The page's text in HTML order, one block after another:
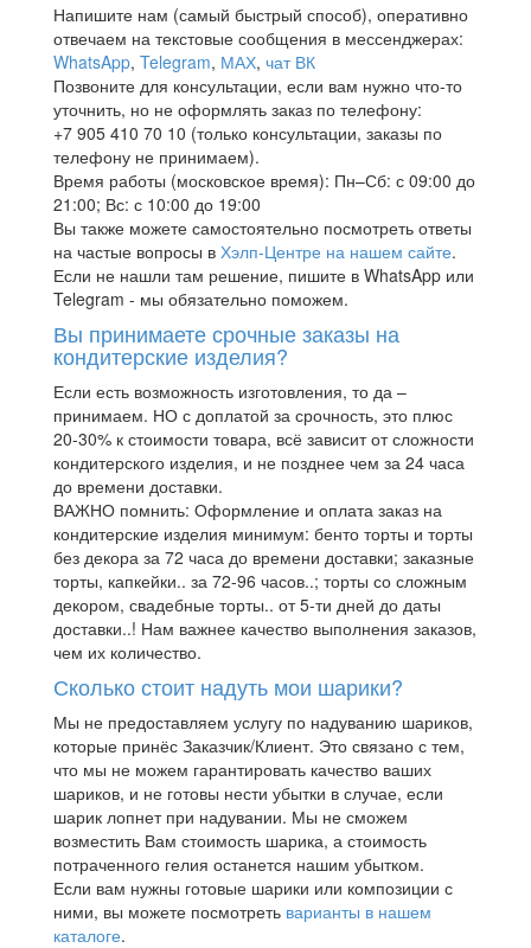
Напишите нам (самый быстрый способ), оперативно
отвечаем на текстовые сообщения в мессенджерах:
WhatsApp, Telegram, МАХ, чат ВК
Позвоните для консультации, если вам нужно что-то
уточнить, но не оформлять заказ по телефону:
+7 905 410 70 10 (только консультации, заказы по
телефону не принимаем).
Время работы (московское время): Пн–Сб: с 09:00 до
21:00; Вс: с 10:00 до 19:00
Вы также можете самостоятельно посмотреть ответы
на частые вопросы в Хэлп-Центре на нашем сайте.
Если не нашли там решение, пишите в WhatsApp или
Telegram - мы обязательно поможем.
Вы принимаете срочные заказы на
кондитерские изделия?
Если есть возможность изготовления, то да –
принимаем. НО с доплатой за срочность, это плюс
20-30% к стоимости товара, всё зависит от сложности
кондитерского изделия, и не позднее чем за 24 часа
до времени доставки.
ВАЖНО помнить: Оформление и оплата заказ на
кондитерские изделия минимум: бенто торты и торты
без декора за 72 часа до времени доставки; заказные
торты, капкейки.. за 72-96 часов..; торты со сложным
декором, свадебные торты.. от 5-ти дней до даты
доставки..! Нам важнее качество выполнения заказов,
чем их количество.
Сколько стоит надуть мои шарики?
Мы не предоставляем услугу по надуванию шариков,
которые принёс Заказчик/Клиент. Это связано с тем,
что мы не можем гарантировать качество ваших
шариков, и не готовы нести убытки в случае, если
шарик лопнет при надувании. Мы не сможем
возместить Вам стоимость шарика, а стоимость
потраченного гелия останется нашим убытком.
Если вам нужны готовые шарики или композиции с
ними, вы можете посмотреть варианты в нашем
каталоге.